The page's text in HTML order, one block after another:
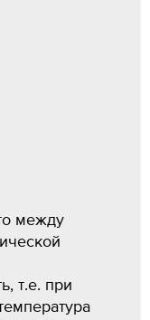
между
т.е. при